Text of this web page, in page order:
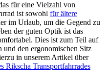
für eine Vielzahl von
ist sowohl für ältere
im Urlaub, um die Gegend zu
der guten Optik ist das
Dies ist zum Teil auf
und den ergonomischen Sitz
in unserem Artikel über
Rikscha Transportfahrrades